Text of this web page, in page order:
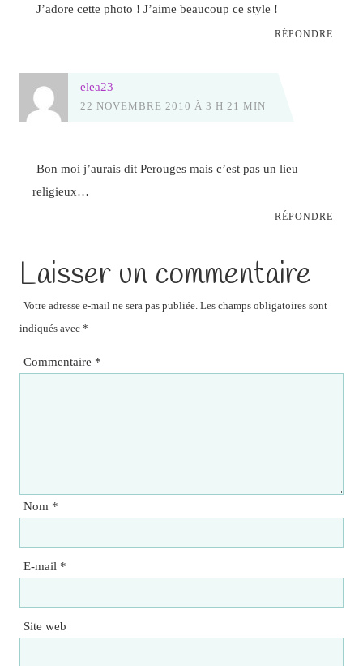
J’adore cette photo ! J’aime beaucoup ce style !
RÉPONDRE
elea23
22 NOVEMBRE 2010 À 3 H 21 MIN
Bon moi j’aurais dit Perouges mais c’est pas un lieu
religieux…
RÉPONDRE
Laisser un commentaire
Votre adresse e-mail ne sera pas publiée. Les champs obligatoires sont
indiqués avec *
Commentaire *
Nom *
E-mail *
Site web